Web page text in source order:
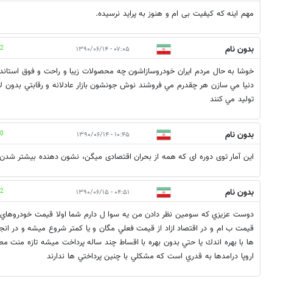
مهم اینه که کیفیت بی ام و هنوز به پراید نرسیده.
بدون نام ۰۷:۰۵ - ۱۳۹۰/۰۶/۱۴ 2
خوشا به حال مردم ايران خودروسازاشون چه محصولات زيبا و راحت و فوق
دنيا مي سازن هر چقدرم مي فروشند نوش جونشون بازار عادلانه و رقابتي بدون
توليد مي كنند
بدون نام ۱۰:۴۵ - ۱۳۹۰/۰۶/۱۴ 0
این آمار توی دوره ای که همه از بحران اقتصادی میگن، نشون دهنده بیشتر شدن
بدون نام ۰۴:۵۱ - ۱۳۹۰/۰۶/۱۵ 2
دوست عزيزي كه سومين نظر دادن من يه سوا ل دارم شما اولا قيمت خودروهاي
قيمت ب ام و در اقتصاد ازاد از قيمت فعلي مگان و يا كمتر شروع ميشه و در
ها با بهره اندك يا حتي بدون بهره با اقساط چند ساله پرداخت ميشه تازه
اروپا درامدها به قدري است كه مشكلي با چنين پرداختي ها ندارند